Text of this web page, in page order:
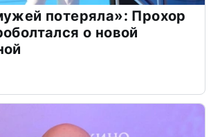
потеряла»: Прохор
о новой